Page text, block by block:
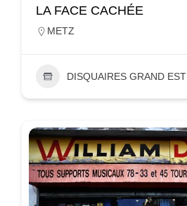
LA FACE CACHÉE
METZ
DISQUAIRES GRAND EST